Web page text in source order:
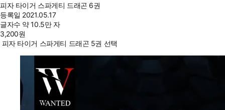
피자 타이거 스파게티 드래곤 6권
등록일 2021.05.17
글자수 약 10.5만 자
3,200원
피자 타이거 스파게티 드래곤 5권 선택